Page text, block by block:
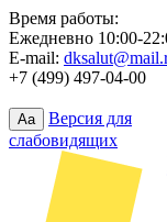
Время работы:
Ежедневно 10:00-
E-mail:
+7 (499) 497-04-00
Aa
Версия для
слабовидящих